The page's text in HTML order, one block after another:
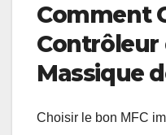
Comment
Contrôleur
Massique
Choisir le bon MFC